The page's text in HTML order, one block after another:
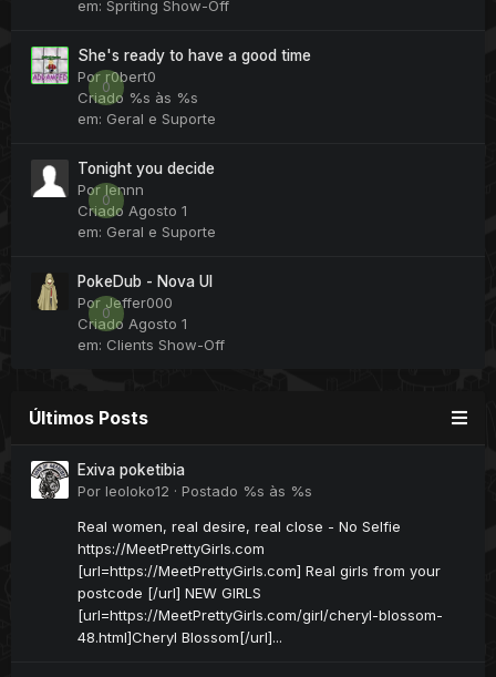
em: Spriting Show-Off
0
She's ready to have a good time
Por r0bert0
Criado %s às %s
em: Geral e Suporte
0
Tonight you decide
Por lennn
Criado Agosto 1
em: Geral e Suporte
0
PokeDub - Nova UI
Por Jeffer000
Criado Agosto 1
em: Clients Show-Off
Últimos Posts
Exiva poketibia
Por leoloko12 · Postado %s às %s
Real women, real desire, real close - No Selfie
https://MeetPrettyGirls.com
[url=https://MeetPrettyGirls.com] Real girls from your
postcode [/url] NEW GIRLS
[url=https://MeetPrettyGirls.com/girl/cheryl-blossom-
48.html]Cheryl Blossom[/url]...